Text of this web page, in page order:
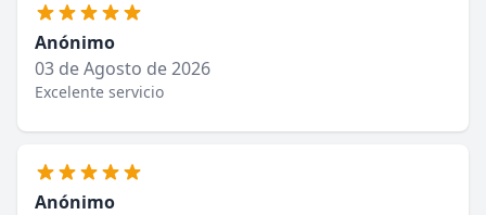
Anónimo
03 de Agosto de 2026
Excelente servicio
Anónimo